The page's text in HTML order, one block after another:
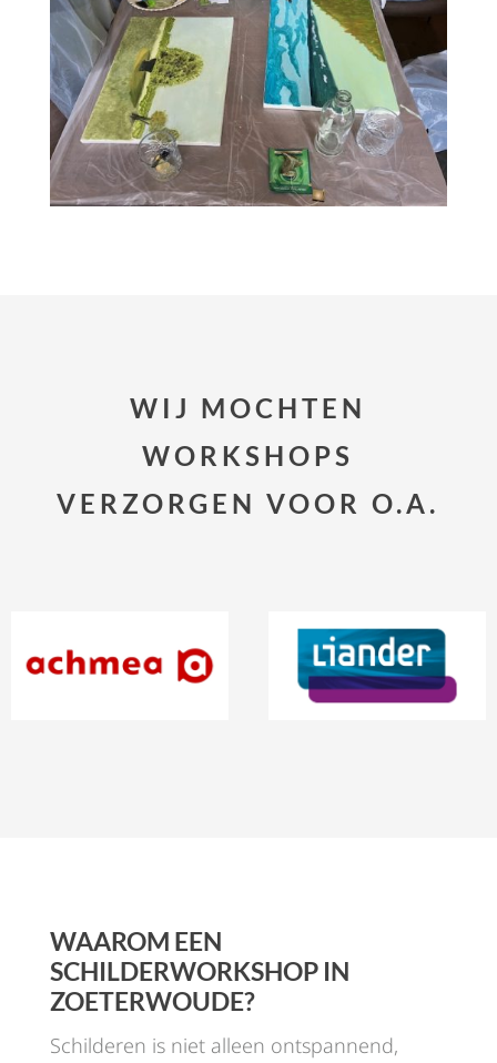
WIJ MOCHTEN
WORKSHOPS
VERZORGEN VOOR O.A.
WAAROM EEN
SCHILDERWORKSHOP IN
ZOETERWOUDE?
Schilderen is niet alleen ontspannend,